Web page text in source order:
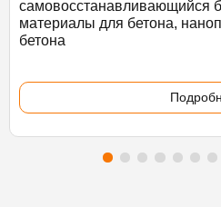
самовосстанавливающийся
материалы для бетона,
бетона